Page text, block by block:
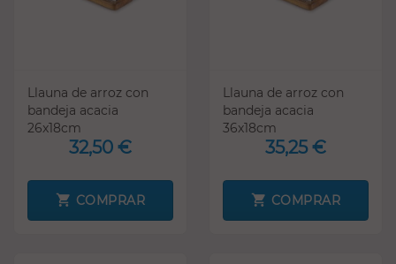
Llauna de arroz con
bandeja acacia
26x18cm
32,50 €
COMPRAR
Llauna de arroz con
bandeja acacia
36x18cm
35,25 €
COMPRAR